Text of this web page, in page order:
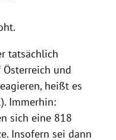
tatsächlich
und
heißt es
Immerhin:
sich eine 818
Insofern sei dann